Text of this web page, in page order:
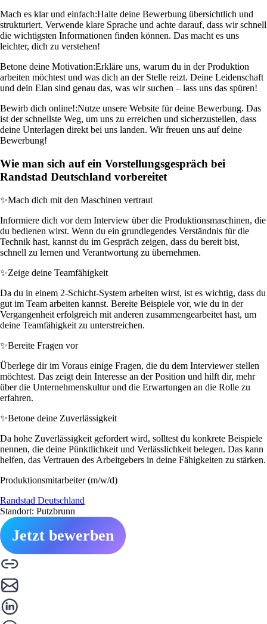
Mach es klar und einfach:Halte deine Bewerbung übersichtlich und
strukturiert. Verwende klare Sprache und achte darauf, dass wir schnell
die wichtigsten Informationen finden können. Das macht es uns
leichter, dich zu verstehen!
Betone deine Motivation:Erkläre uns, warum du in der Produktion
arbeiten möchtest und was dich an der Stelle reizt. Deine Leidenschaft
und dein Elan sind genau das, was wir suchen – lass uns das spüren!
Bewirb dich online!:Nutze unsere Website für deine Bewerbung. Das
ist der schnellste Weg, um uns zu erreichen und sicherzustellen, dass
deine Unterlagen direkt bei uns landen. Wir freuen uns auf deine
Bewerbung!
Wie man sich auf ein Vorstellungsgespräch bei
Randstad Deutschland vorbereitet
✨Mach dich mit den Maschinen vertraut
Informiere dich vor dem Interview über die Produktionsmaschinen, die
du bedienen wirst. Wenn du ein grundlegendes Verständnis für die
Technik hast, kannst du im Gespräch zeigen, dass du bereit bist,
schnell zu lernen und Verantwortung zu übernehmen.
✨Zeige deine Teamfähigkeit
Da du in einem 2-Schicht-System arbeiten wirst, ist es wichtig, dass du
gut im Team arbeiten kannst. Bereite Beispiele vor, wie du in der
Vergangenheit erfolgreich mit anderen zusammengearbeitet hast, um
deine Teamfähigkeit zu unterstreichen.
✨Bereite Fragen vor
Überlege dir im Voraus einige Fragen, die du dem Interviewer stellen
möchtest. Das zeigt dein Interesse an der Position und hilft dir, mehr
über die Unternehmenskultur und die Erwartungen an die Rolle zu
erfahren.
✨Betone deine Zuverlässigkeit
Da hohe Zuverlässigkeit gefordert wird, solltest du konkrete Beispiele
nennen, die deine Pünktlichkeit und Verlässlichkeit belegen. Das kann
helfen, das Vertrauen des Arbeitgebers in deine Fähigkeiten zu stärken.
Produktionsmitarbeiter (m/w/d)
Randstad Deutschland
Standort: Putzbrunn
Jetzt bewerben